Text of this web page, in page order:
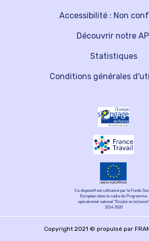
Découvrir notre
Statistiques
Accessibilité : Non
Conditions générales
Ce dispositif est cofinancé par le Fonds
Européen dans le cadre du Programme
opérationnel national "Emploi et inclusion"
2014-2020
Copyright 2021 © propulsé par